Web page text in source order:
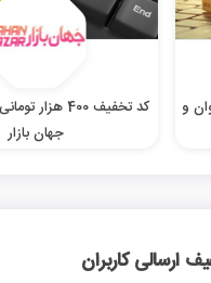
وان و
کد تخفیف 400
جهان بازار
ارسالی کاربران